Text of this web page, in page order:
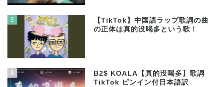
3
【TikTok】中国語ラップ歌詞の曲
の正体は真的没喝多という歌！
4
B2$ KOALA【真的没喝多】歌詞
TikTok ピンイン付日本語訳